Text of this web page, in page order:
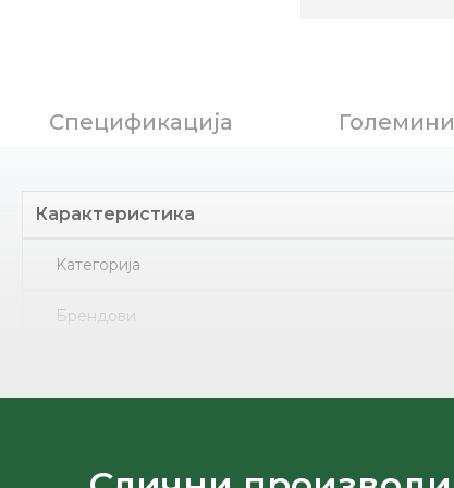
Спецификација Големини
Карактеристика
Kатегорија
Брендови
Лице